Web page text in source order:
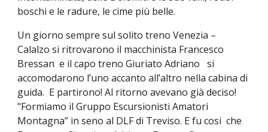
boschi e le radure, le cime più belle.
Un giorno sempre sul solito treno Venezia –
Calalzo si ritrovarono il macchinista Francesco
Bressan e il capo treno Giuriato Adriano si
accomodarono l’uno accanto all’altro nella cabina di
guida. E partirono! Al ritorno avevano già deciso!
"Formiamo il Gruppo Escursionisti Amatori
Montagna” in seno al DLF di Treviso. E fu cosi che